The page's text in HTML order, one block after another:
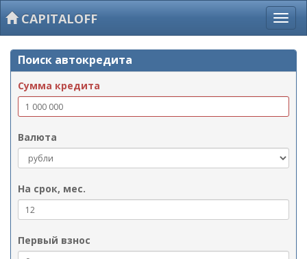
CAPITALOFF
Поиск автокредита
Сумма кредита
Валюта
На срок, мес.
Первый взнос